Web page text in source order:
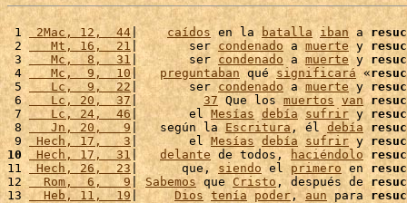
1 2Mac, 12,  44| caídos en la batalla iban a
2
   Mt, 16,  21
|       ser condenado a muerte y
3
   Mc,  8,  31
|       ser condenado a muerte y
4
   Mc,  9,  10
| preguntaban qué significará «
5
   Lc,  9,  22
|       ser condenado a muerte y
6
   Lc, 20,  37
| 37 Que los muertos van
7
   Lc, 24,  46
|       el Mesías debía sufrir y
8
   Jn, 20,   9
|   según la Escritura , él debía
9 Hech, 17,   3 |       el Mesías debía sufrir y
10
Hech, 17,  31| delante de todos, haciéndolo
11 Hech, 26,  23 |      que, siendo el primero en
12
  Rom,  6,   9
| Sabemos que Cristo , después de
13
  Heb, 11,  19
| Dios tenía poder, aun para